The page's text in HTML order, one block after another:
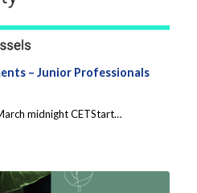
– Junior Professionals
midnight CETStart…